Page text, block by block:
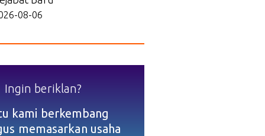
08-06
Ingin beriklan?
kami berkembang
memasarkan usaha